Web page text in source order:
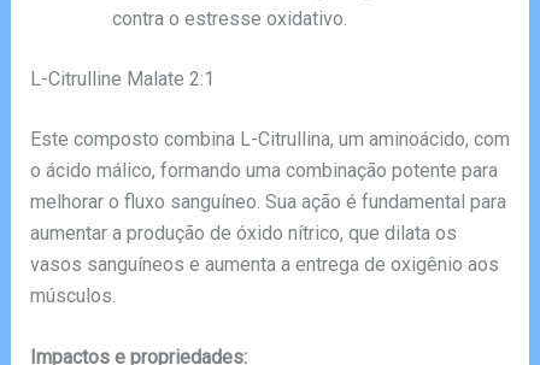
contra o estresse oxidativo.
L-Citrulline Malate 2:1
Este composto combina L-Citrullina, um aminoácido, com
o ácido málico, formando uma combinação potente para
melhorar o fluxo sanguíneo. Sua ação é fundamental para
aumentar a produção de óxido nítrico, que dilata os
vasos sanguíneos e aumenta a entrega de oxigênio aos
músculos.
Impactos e propriedades: